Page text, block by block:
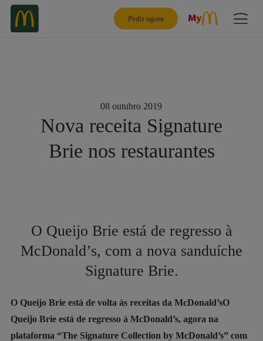
Pedir agora
08 outubro 2019
Nova receita Signature
Brie nos restaurantes
O Queijo Brie está de regresso à
McDonald’s, com a nova sanduíche
Signature Brie.
O Queijo Brie está de volta às receitas da McDonald’sO
Queijo Brie está de regresso à McDonald’s, agora na
plataforma “The Signature Collection by McDonald’s” com